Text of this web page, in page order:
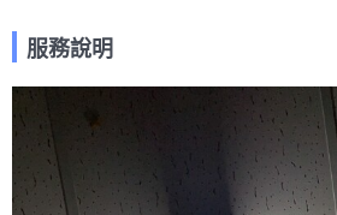
服務說明